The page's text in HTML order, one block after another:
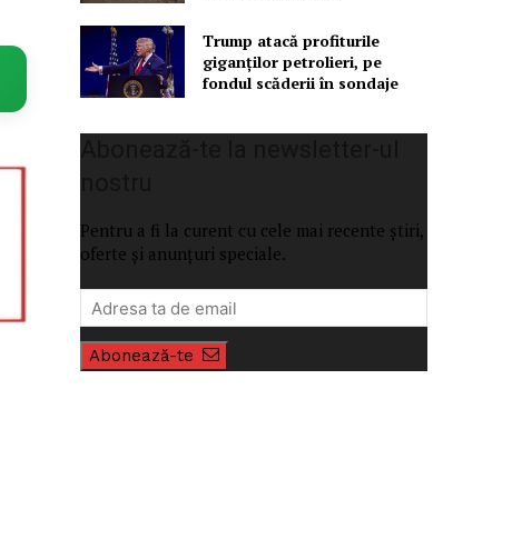
Trump atacă profiturile
giganților petrolieri, pe
fondul scăderii în sondaje
Pentru a fi la curent cu cele mai recente știri,
oferte și anunțuri speciale.
Abonează-te